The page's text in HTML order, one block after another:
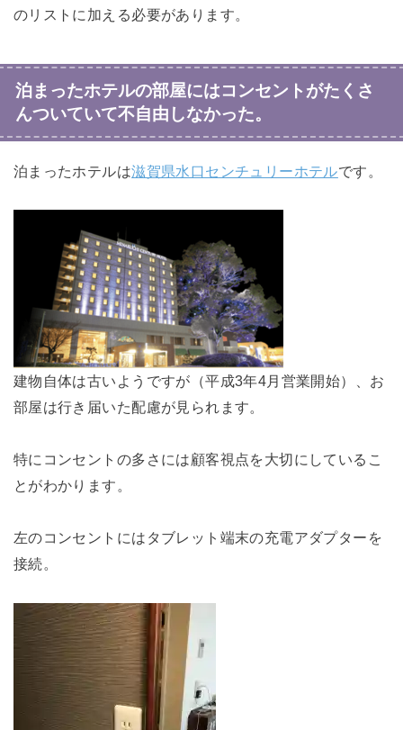
のリストに加える必要があります。
泊まったホテルの部屋にはコンセントがたくさ
んついていて不自由しなかった。
泊まったホテルは滋賀県水口センチュリーホテルです。
建物自体は古いようですが（平成3年4月営業開始）、お
部屋は行き届いた配慮が見られます。
特にコンセントの多さには顧客視点を大切にしているこ
とがわかります。
左のコンセントにはタブレット端末の充電アダプターを
接続。